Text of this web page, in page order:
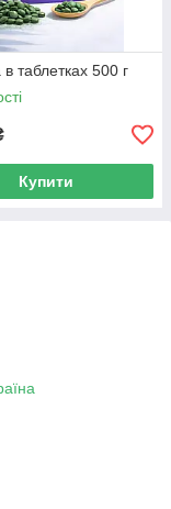
таблетках 500 г
Купити